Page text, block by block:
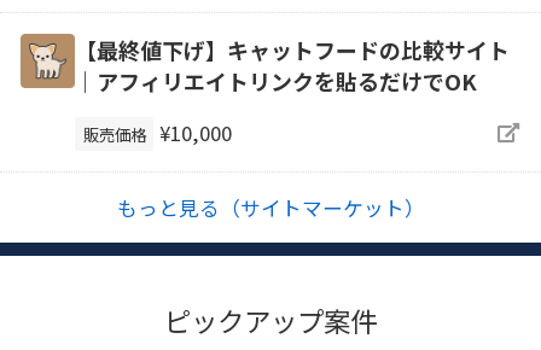
【最終値下げ】キャットフードの比較サイト
｜アフィリエイトリンクを貼るだけでOK
販売価格 ¥10,000
もっと見る（サイトマーケット）
ピックアップ案件